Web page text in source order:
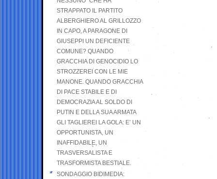
STRAPPATO IL PARTITO
ALBERGHIERO AL GRILLOZZO
IN CAPO, A PARAGONE DI
GIUSEPPI UN DEFICIENTE
COMUNE? QUANDO
GRACCHIA DI GENOCIDIO LO
STROZZEREI CON LE MIE
MANONE. QUANDO GRACCHIA
DI PACE STABILE E DI
DEMOCRAZIA AL SOLDO DI
PUTIN E DELLA SUA ARMATA
GLI TAGLIEREI LA GOLA: E’ UN
OPPORTUNISTA, UN
INAFFIDABILE, UN
TRASVERSALISTA E
TRASFORMISTA BESTIALE.
SONDAGGIO BIDIMEDIA: